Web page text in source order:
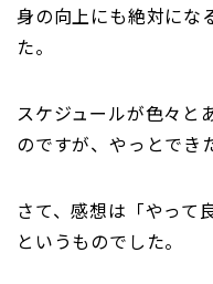
身の向上にも絶対にな
た。
スケジュールが色々と
のですが、やっとでき
さて、感想は「やって
というものでした。